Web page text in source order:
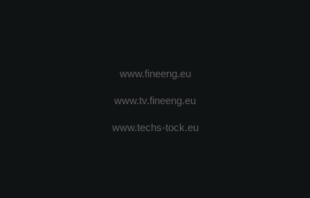
www.fineeng.eu
www.tv.fineeng.eu
www.techs-tock.eu